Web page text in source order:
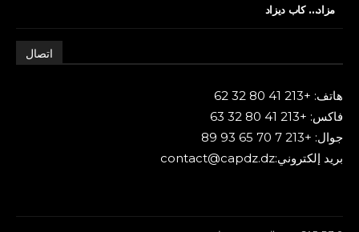
مزاد… كاب ديزاد
اتصال
هاتف: +213 41 80 32 62
فاكس: +213 41 80 32 63
جوال: +213 7 70 65 93 89
بريد إلكتروني:contact@capdz.dz